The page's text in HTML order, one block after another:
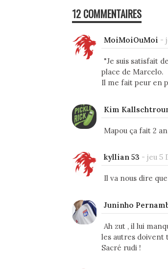
12 COMMENTAIRES
MoiMoiOuMoi -
"Je suis satisfait
place de Marcelo.
Il me fait peur en
Kim
Mapou ça fait 2
kyllian 53 - jeu 5
Il va nous dire
Juninho
Ah zut , il lui
les autres doivent
Sacré rudi !